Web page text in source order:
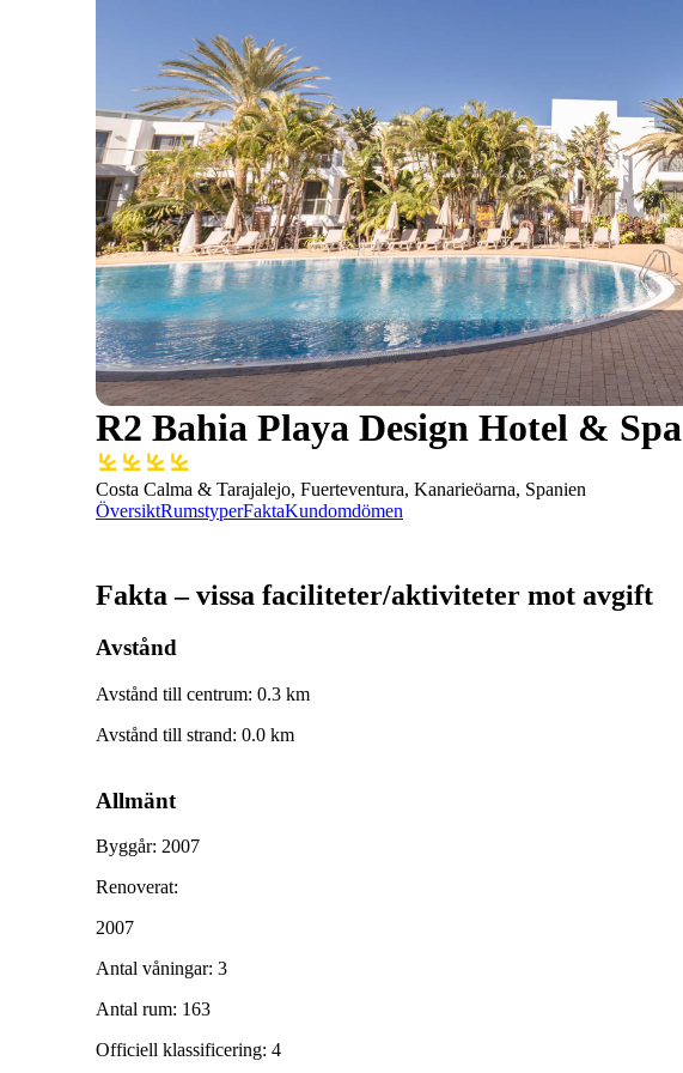
R2 Bahia Playa Design Hotel & Spa
Costa Calma & Tarajalejo, Fuerteventura, Kanarieöarna, Spanien
ÖversiktRumstyperFaktaKundomdömen
Fakta – vissa faciliteter/aktiviteter mot avgift
Avstånd
Avstånd till centrum: 0.3 km
Avstånd till strand: 0.0 km
Allmänt
Byggår: 2007
Renoverat:
2007
Antal våningar: 3
Antal rum: 163
Officiell klassificering: 4